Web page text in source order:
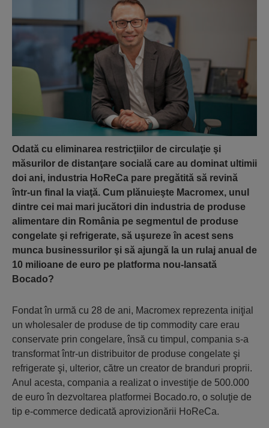
Odată cu eliminarea restricţiilor de circulaţie şi
măsurilor de distanţare socială care au dominat ultimii
doi ani, industria HoReCa pare pregătită să revină
într-un final la viaţă. Cum plănuieşte Macromex, unul
dintre cei mai mari jucători din industria de produse
alimentare din România pe segmentul de produse
congelate şi refrigerate, să uşureze în acest sens
munca businessurilor şi să ajungă la un rulaj anual de
10 milioane de euro pe platforma nou-lansată
Bocado?
Fondat în urmă cu 28 de ani, Macromex reprezenta iniţial
un wholesaler de produse de tip commodity care erau
conservate prin congelare, însă cu timpul, compania s-a
transformat într-un distribuitor de produse congelate şi
refrigerate şi, ulterior, către un creator de branduri proprii.
Anul acesta, compania a realizat o investiţie de 500.000
de euro în dezvoltarea platformei Bocado.ro, o soluţie de
tip e-commerce dedicată aprovizionării HoReCa.